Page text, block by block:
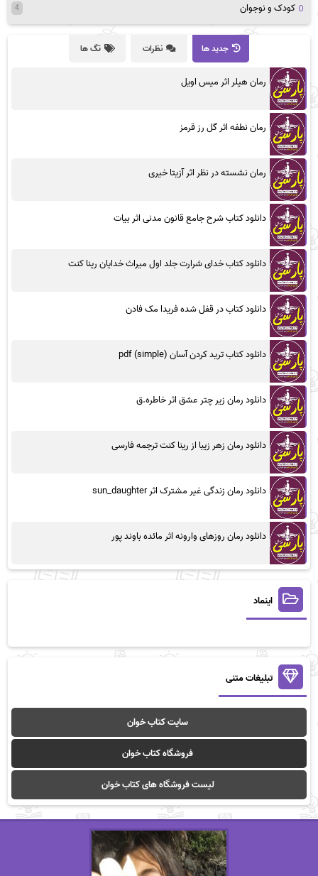
کودک و نوجوان 4
جدید ها نظرات تگ ها
رمان هیلر اثر میس اویل
رمان نطفه اثر گل رز قرمز
رمان نشسته در نظر اثر آزیتا خیری
دانلود کتاب شرح جامع قانون مدنی اثر بیات
دانلود کتاب خدای شرارت جلد اول میراث خدایان رینا کنت
دانلود کتاب در قفل شده فریدا مک فادن
دانلود کتاب ترید کردن آسان (simple) pdf
دانلود رمان زیر چتر عشق اثر خاطره.ق
دانلود رمان زهر زیبا از رینا کنت ترجمه فارسی
دانلود رمان زندگی غیر مشترک اثر sun_daughter
دانلود رمان روزهای وارونه اثر مائده باوند پور
اینماد
تبلیغات متنی
سایت کتاب خوان
فروشگاه کتاب خوان
لیست فروشگاه های کتاب خوان